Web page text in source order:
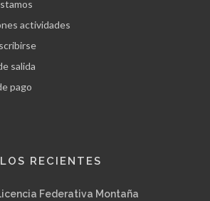
actividades
salida
pago
RECIENTES
Federativa Montaña